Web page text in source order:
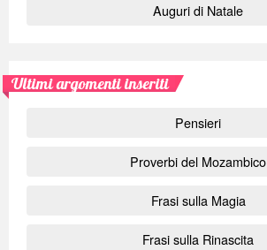
Auguri di Natale
Ultimi argomenti inseriti
Pensieri
Proverbi del Mozambico
Frasi sulla Magia
Frasi sulla Rinascita